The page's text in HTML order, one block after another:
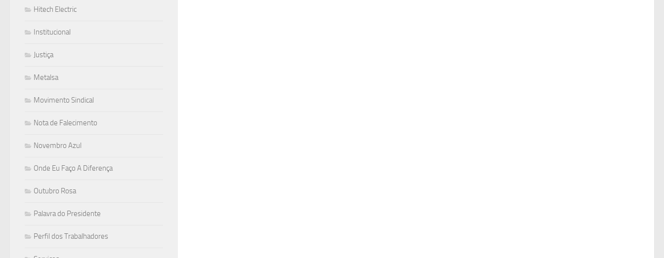
Hitech Electric
Institucional
Justiça
Metalsa
Movimento Sindical
Nota de Falecimento
Novembro Azul
Onde Eu Faço A Diferença
Outubro Rosa
Palavra do Presidente
Perfil dos Trabalhadores